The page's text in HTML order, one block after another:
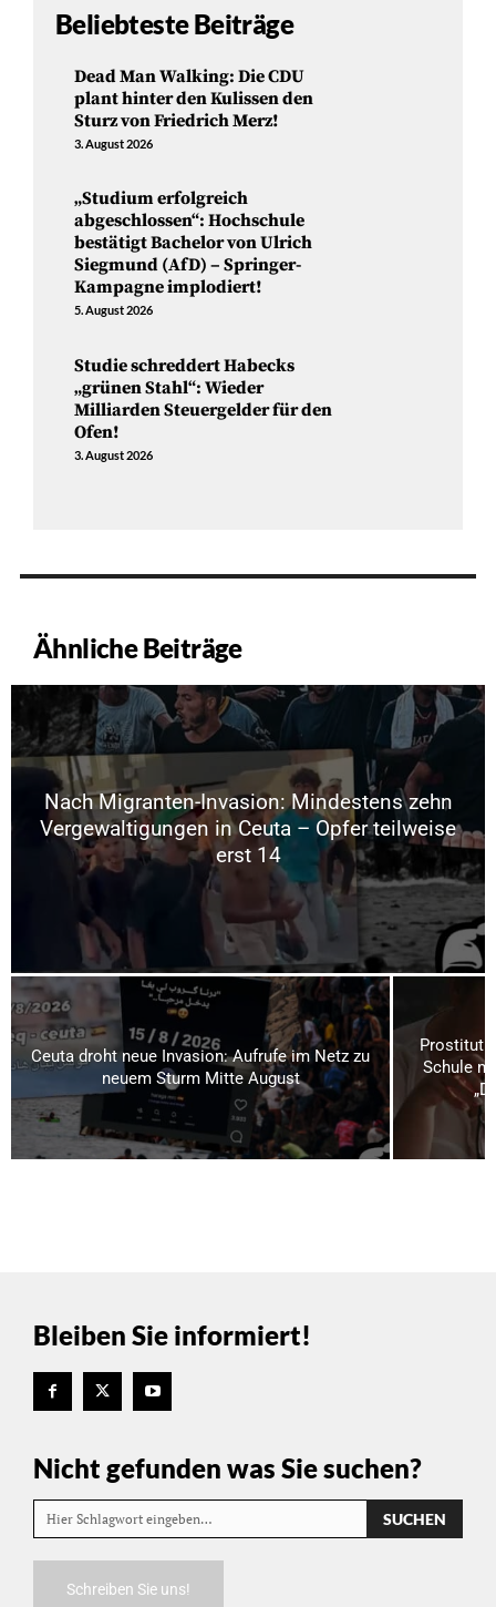
Beliebteste Beiträge
Dead Man Walking: Die CDU
plant hinter den Kulissen den
Sturz von Friedrich Merz!
3. August 2026
„Studium erfolgreich
abgeschlossen“: Hochschule
bestätigt Bachelor von Ulrich
Siegmund (AfD) – Springer-
Kampagne implodiert!
5. August 2026
Studie schreddert Habecks
„grünen Stahl“: Wieder
Milliarden Steuergelder für den
Ofen!
3. August 2026
Ähnliche Beiträge
Nach Migranten-Invasion: Mindestens zehn
Vergewaltigungen in Ceuta – Opfer teilweise
erst 14
Ceuta droht neue Invasion: Aufrufe im Netz zu
neuem Sturm Mitte August
Schule
Bleiben Sie informiert!
Nicht gefunden was Sie suchen?
Hier Schlagwort eingeben… SUCHEN
Schreiben Sie uns!